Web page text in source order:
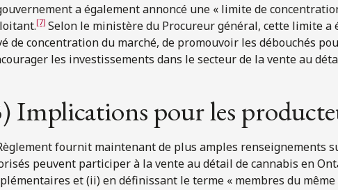
a également annoncé une « limite de
[7] Selon le ministère du Procureur général, cette limite a
de concentration du marché, de promouvoir les débouchés
les investissements dans le secteur de la vente au
Implications pour les
fournit maintenant de plus amples renseignements
peuvent participer à la vente au détail de cannabis en
et (ii) en définissant le terme « membres du